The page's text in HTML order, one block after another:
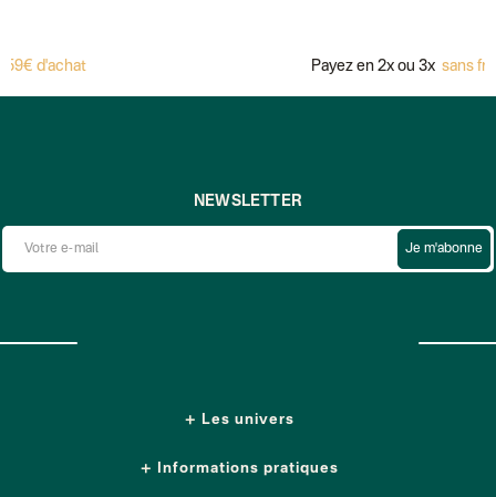
d'achat Payez en 2x ou 3x sans
Les univers
Informations pratiques
NEWSLETTER
Je m'abonne